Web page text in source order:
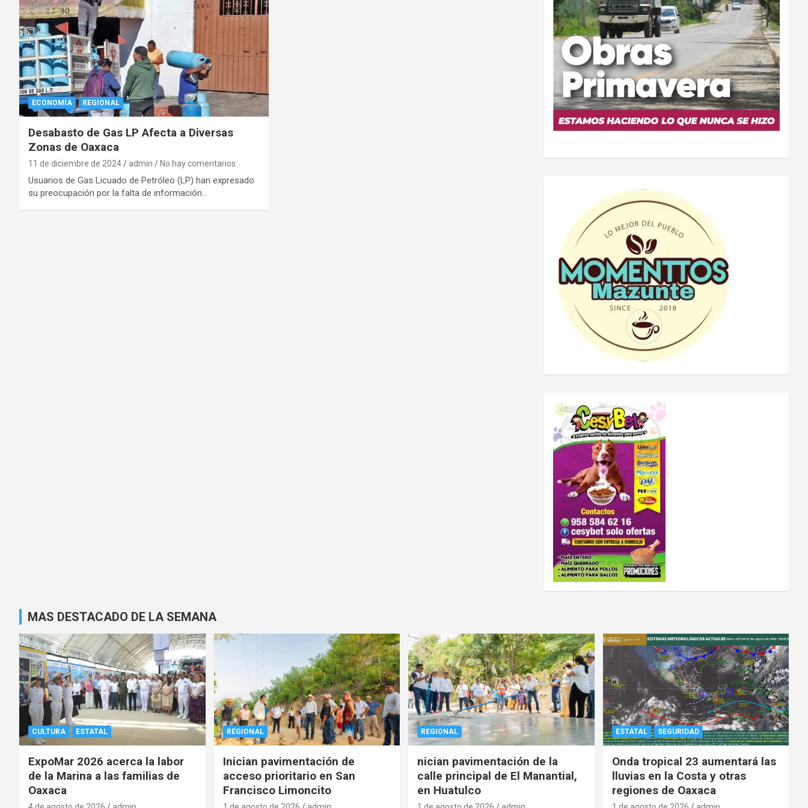
ECONOMÍA REGIONAL
Desabasto de Gas LP Afecta a Diversas
Zonas de Oaxaca
11 de diciembre de 2024 admin No hay comentarios
Usuarios de Gas Licuado de Petróleo (LP) han expresado
su preocupación por la falta de información…
MAS DESTACADO DE LA SEMANA
CULTURA ESTATAL
ExpoMar 2026 acerca la labor
de la Marina a las familias de
Oaxaca
REGIONAL
Inician pavimentación de
acceso prioritario en San
Francisco Limoncito
REGIONAL
nician pavimentación de la
calle principal de El Manantial,
en Huatulco
ESTATAL SEGURIDAD
Onda tropical 23 aumentará las
lluvias en la Costa y otras
regiones de Oaxaca